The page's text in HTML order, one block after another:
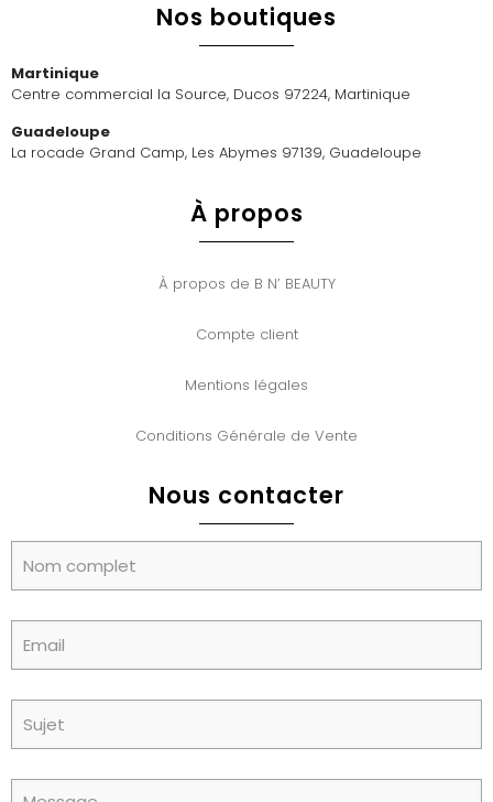
Nos boutiques
Martinique
Centre commercial la Source, Ducos 97224, Martinique
Guadeloupe
La rocade Grand Camp, Les Abymes 97139, Guadeloupe
À propos
À propos de B N’ BEAUTY
Compte client
Mentions légales
Conditions Générale de Vente
Nous contacter